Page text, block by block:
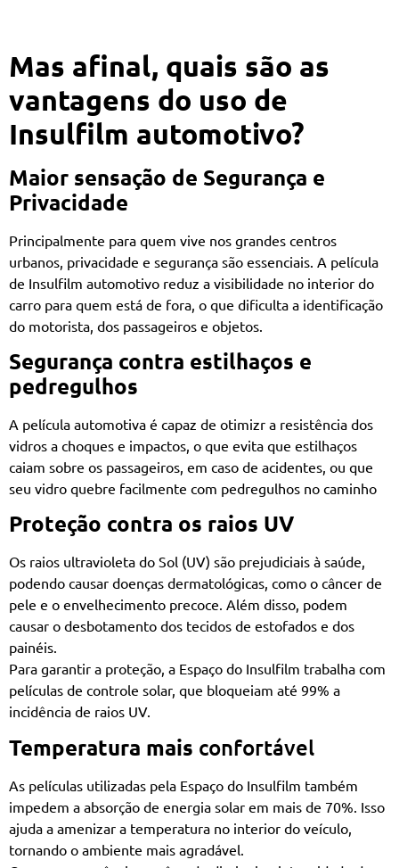
Mas afinal, quais são as
vantagens do uso de
Insulfilm automotivo?
Maior sensação de Segurança e
Privacidade
Principalmente para quem vive nos grandes centros
urbanos, privacidade e segurança são essenciais. A película
de Insulfilm automotivo reduz a visibilidade no interior do
carro para quem está de fora, o que dificulta a identificação
do motorista, dos passageiros e objetos.
Segurança contra estilhaços e
pedregulhos
A película automotiva é capaz de otimizr a resistência dos
vidros a choques e impactos, o que evita que estilhaços
caiam sobre os passageiros, em caso de acidentes, ou que
seu vidro quebre facilmente com pedregulhos no caminho
Proteção contra os raios UV
Os raios ultravioleta do Sol (UV) são prejudiciais à saúde,
podendo causar doenças dermatológicas, como o câncer de
pele e o envelhecimento precoce. Além disso, podem
causar o desbotamento dos tecidos de estofados e dos
painéis.
Para garantir a proteção, a Espaço do Insulfilm trabalha com
películas de controle solar, que bloqueiam até 99% a
incidência de raios UV.
Temperatura mais confortável
As películas utilizadas pela Espaço do Insulfilm também
impedem a absorção de energia solar em mais de 70%. Isso
ajuda a amenizar a temperatura no interior do veículo,
tornando o ambiente mais agradável.